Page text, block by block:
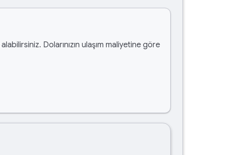
alabilirsiniz. Dolarınızın ulaşım maliyetine göre